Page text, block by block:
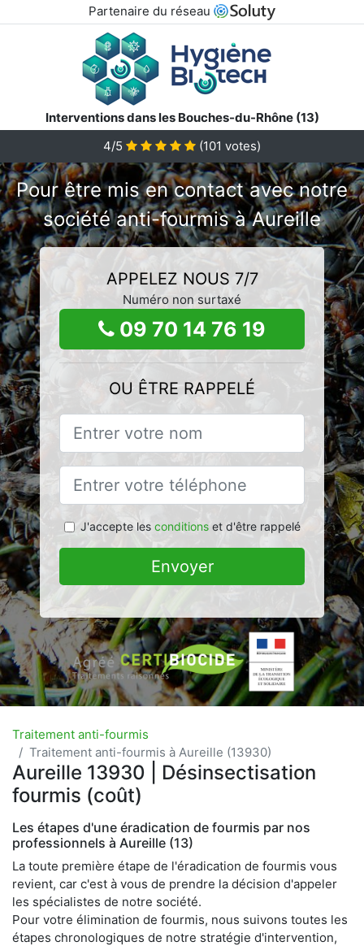
Partenaire du réseau
Interventions dans les Bouches-du-Rhône (13)
4/5
(101 votes)
Pour être mis en contact avec notre
société anti-fourmis à Aureille
APPELEZ NOUS 7/7
Numéro non surtaxé
09 70 14 76 19
OU ÊTRE RAPPELÉ
J'accepte les conditionset d'être rappelé
Envoyer
Traitement anti-fourmis
Traitement anti-fourmis à Aureille (13930)
Aureille 13930 | Désinsectisation
fourmis (coût)
Les étapes d'une éradication de fourmis par nos
professionnels à Aureille (13)
La toute première étape de l'éradication de fourmis vous
revient, car c'est à vous de prendre la décision d'appeler
les spécialistes de notre société.
Pour votre élimination de fourmis, nous suivons toutes les
étapes chronologiques de notre stratégie d'intervention,